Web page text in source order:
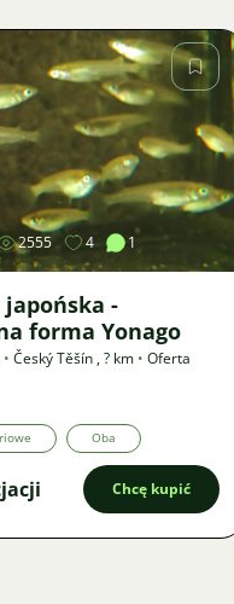
Zdjęcie
2555 4 1
japońska -
forma Yonago
• Český Těšín ,? km • Oferta
Oba
Chcę kupić